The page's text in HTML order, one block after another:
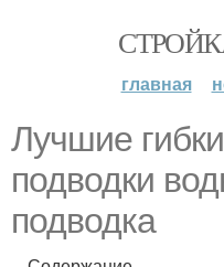
главная
Лучшие
подводки
подводка